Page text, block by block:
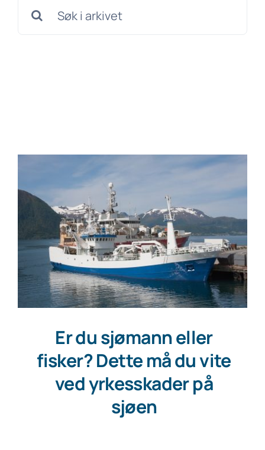
etter:
Er du sjømann eller
fisker? Dette må du vite
ved yrkesskader på
sjøen